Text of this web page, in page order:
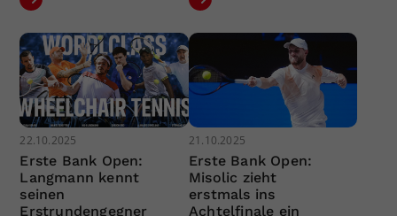
22.10.2025
Erste Bank Open:
Langmann kennt
seinen
Erstrundengegner
21.10.2025
Erste Bank Open:
Misolic zieht
erstmals ins
Achtelfinale ein